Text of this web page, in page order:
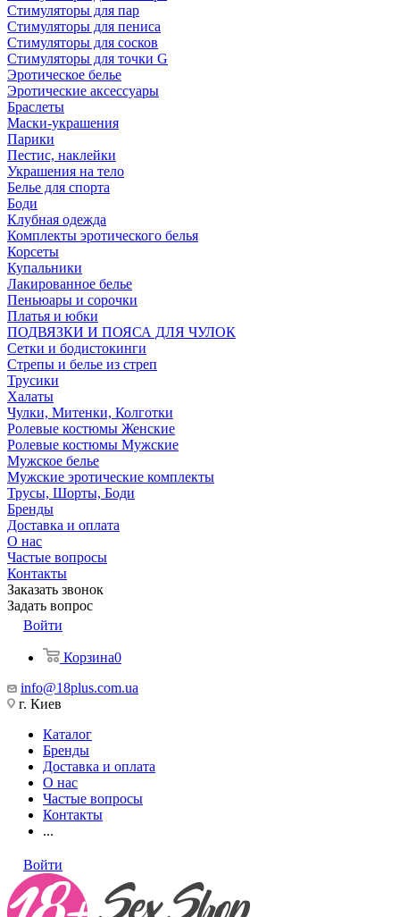
Стимуляторы для пар
Стимуляторы для пениса
Стимуляторы для сосков
Стимуляторы для точки G
Эротическое белье
Эротические аксессуары
Браслеты
Маски-украшения
Парики
Пестис, наклейки
Украшения на тело
Белье для спорта
Боди
Клубная одежда
Комплекты эротического белья
Корсеты
Купальники
Лакированное белье
Пеньюары и сорочки
Платья и юбки
ПОДВЯЗКИ И ПОЯСА ДЛЯ ЧУЛОК
Сетки и бодистокинги
Стрепы и белье из стреп
Трусики
Халаты
Чулки, Митенки, Колготки
Ролевые костюмы Женские
Ролевые костюмы Мужские
Мужское белье
Мужские эротические комплекты
Трусы, Шорты, Боди
Бренды
Доставка и оплата
О нас
Частые вопросы
Контакты
Заказать звонок
Задать вопрос
Войти
Корзина0
info@18plus.com.ua
г. Киев
Каталог
Бренды
Доставка и оплата
О нас
Частые вопросы
Контакты
...
Войти